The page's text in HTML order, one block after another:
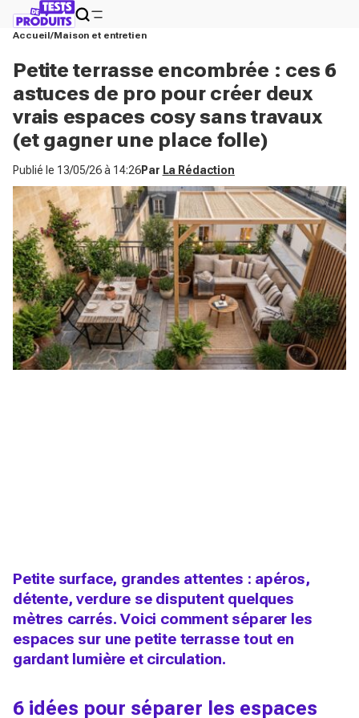
Accueil Maison et entretien
Petite terrasse encombrée : ces 6
astuces de pro pour créer deux
vrais espaces cosy sans travaux
(et gagner une place folle)
Publié le 13/05/26 à 14:26Par La Rédaction
Petite surface, grandes attentes : apéros,
détente, verdure se disputent quelques
mètres carrés. Voici comment séparer les
espaces sur une petite terrasse tout en
gardant lumière et circulation.
6 idées pour séparer les espaces